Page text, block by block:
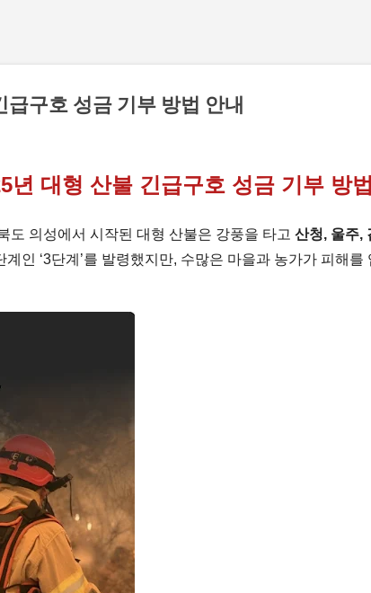
구호 성금 기부 방법 안내
년 대형 산불 긴급구호 성금 기부 방
도 의성에서 시작된 대형 산불은 강풍을 타고 산청, 울주,
계인 ‘3단계’를 발령했지만, 수많은 마을과 농가가 피해를